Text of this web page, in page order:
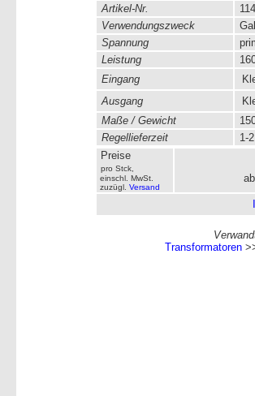
Artikel-Nr.
Verwendungszweck
Spannung
Leistung
Eingang
Ausgang
Maße / Gewicht
Regellieferzeit
1-
Preise
pro Stck,
einschl. MwSt.
zuzügl. Versand
Transformatoren